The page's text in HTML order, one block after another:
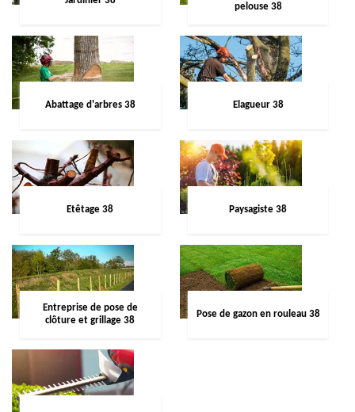
pelouse 38
Abattage d'arbres 38 Elagueur 38
Etêtage 38 Paysagiste 38
Entreprise de pose de
clôture et grillage 38
Pose de gazon en rouleau 38